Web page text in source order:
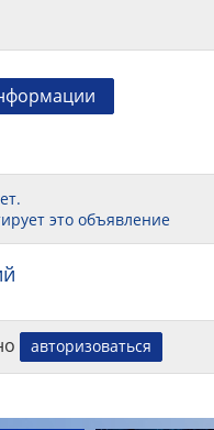
это объявление
авторизоваться